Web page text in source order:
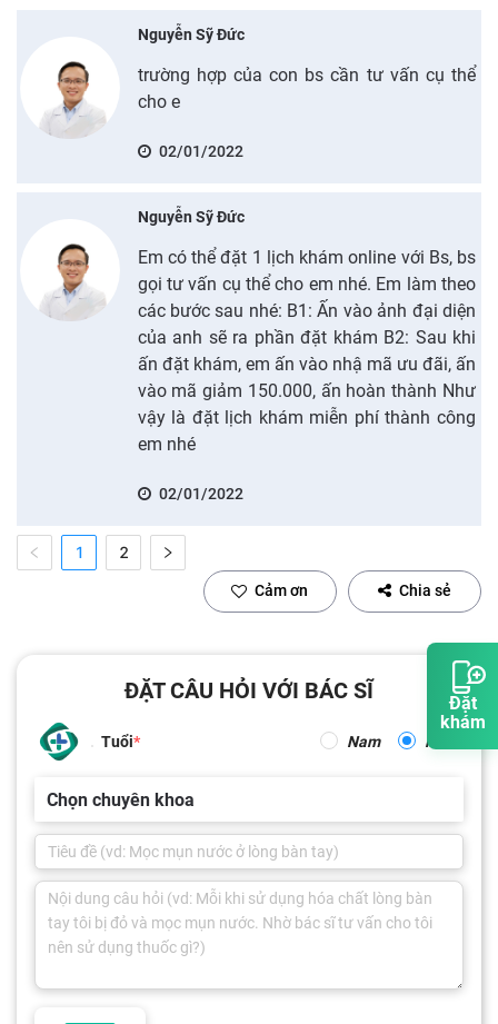
Đặt
khám
Nguyễn Sỹ Đức
trường hợp của con bs cần tư vấn cụ thể
cho e
02/01/2022
Nguyễn Sỹ Đức
Em có thể đặt 1 lịch khám online với Bs, bs
gọi tư vấn cụ thể cho em nhé. Em làm theo
các bước sau nhé: B1: Ấn vào ảnh đại diện
của anh sẽ ra phần đặt khám B2: Sau khi
ấn đặt khám, em ấn vào nhậ mã ưu đãi, ấn
vào mã giảm 150.000, ấn hoàn thành Như
vậy là đặt lịch khám miễn phí thành công
em nhé
02/01/2022
1 2
Cảm ơn Chia sẻ
ĐẶT CÂU HỎI VỚI BÁC SĨ
Tuổi Nam Nữ
Chọn chuyên khoa